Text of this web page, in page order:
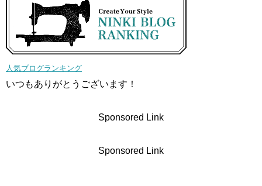
人気ブログランキング
いつもありがとうございます！
Sponsored Link
Sponsored Link